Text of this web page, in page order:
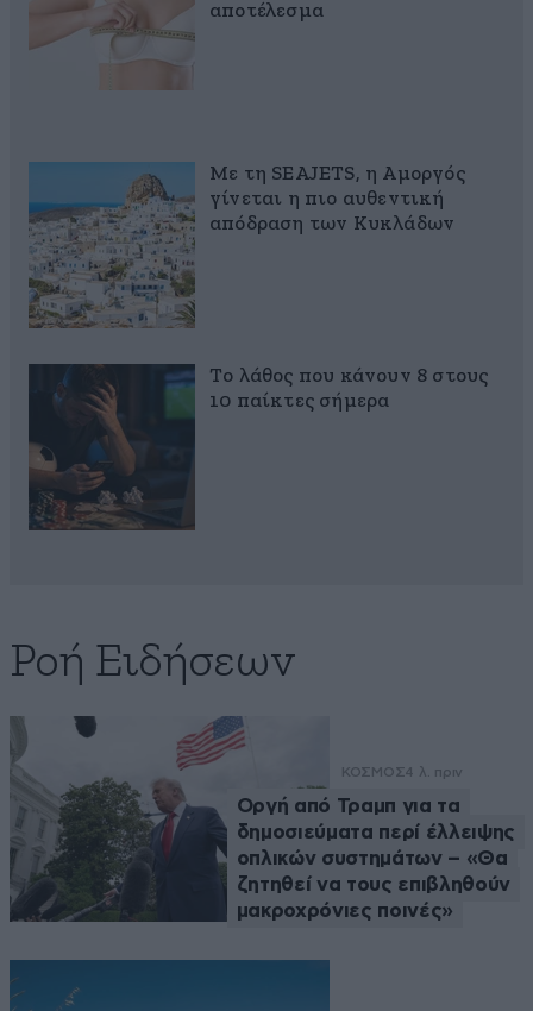
αποτέλεσμα
Με τη SEAJETS, η Αμοργός
γίνεται η πιο αυθεντική
απόδραση των Κυκλάδων
Το λάθος που κάνουν 8 στους
10 παίκτες σήμερα
Ροή Ειδήσεων
ΚΟΣΜΟΣ4 λ. πριν
Οργή από Τραμπ για τα
δημοσιεύματα περί έλλειψης
οπλικών συστημάτων – «Θα
ζητηθεί να τους επιβληθούν
μακροχρόνιες ποινές»